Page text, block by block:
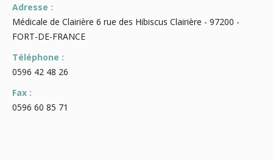
Adresse :
Médicale de Clairière 6 rue des Hibiscus Clairière - 97200 -
FORT-DE-FRANCE
Téléphone :
0596 42 48 26
Fax :
0596 60 85 71